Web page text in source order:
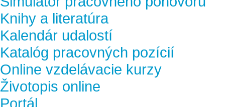
Knihy a literatúra
Kalendár udalostí
Katalóg pracovných pozícií
Online vzdelávacie kurzy
Životopis online
Portál